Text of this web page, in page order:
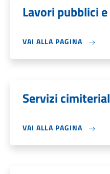
Lavori pubblici
VAI ALLA PAGINA
Servizi
VAI ALLA PAGINA